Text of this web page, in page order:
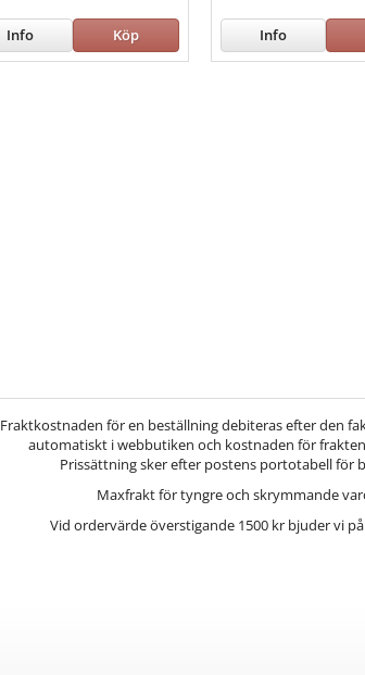
Info Köp Info
Fraktkostnaden för en beställning debiteras efter den
automatiskt i webbutiken och kostnaden för
Prissättning sker efter postens portotabell för
Maxfrakt för tyngre och skrymmande
Vid ordervärde överstigande 1500 kr bjuder vi